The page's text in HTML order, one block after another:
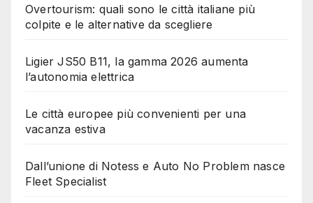
Overtourism: quali sono le città italiane più
colpite e le alternative da scegliere
Ligier JS50 B11, la gamma 2026 aumenta
l’autonomia elettrica
Le città europee più convenienti per una
vacanza estiva
Dall’unione di Notess e Auto No Problem nasce
Fleet Specialist